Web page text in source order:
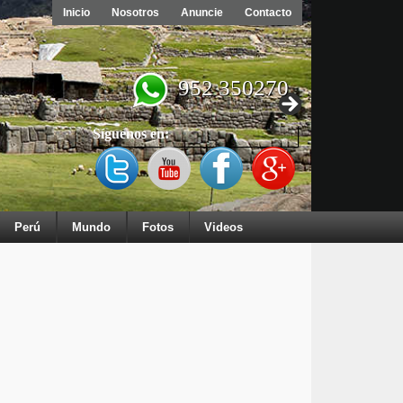
Inicio Nosotros Anuncie Contacto
952 350270
Síguenos en:
Perú Mundo Fotos Videos